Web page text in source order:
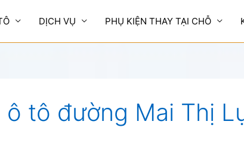
DỊCH VỤ PHỤ KIỆN THAY TẠI CHỖ
ô tô đường Mai Thị